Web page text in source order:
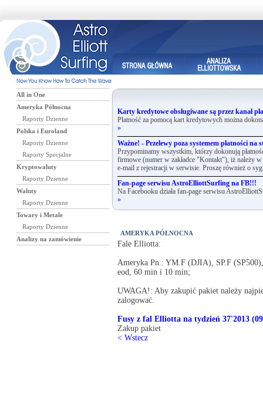
All in One
Ameryka Północna
Raporty Dzienne
Polska i Euroland
Raporty Dzienne
Raporty Specjalne
Kryptowaluty
Raporty Dzienne
Waluty
Raporty Dzienne
Towary i Metale
Raporty Dzienne
Analizy na zamówienie
Karty kredytowe obsługiwane są przez kanał
Płatność za pomocą kart kredytowych można
»
Ważne! - Przelewy poza systemem płatności na
Przypominamy wszystkim, którzy dokonują
firmowe (numer w zakładce "Kontakt"), iż należy
e-mail z rejestracji w serwisie. Proszę również o
Fan-page serwisu AstroElliottSurfing na FB!!!
Na Facebooku działa fan-page serwisu
»
AMERYKA PÓŁNOCNA
Fale Elliotta:
Ameryka Pn.: YM.F (DJIA), SP.F
eod, 60 min i 10 min;
UWAGA!: Aby zakupić pakiet należy
zalogować.
Fusy z fal Elliotta na tydzień 37'2013
Zakup pakiet
< Wstecz